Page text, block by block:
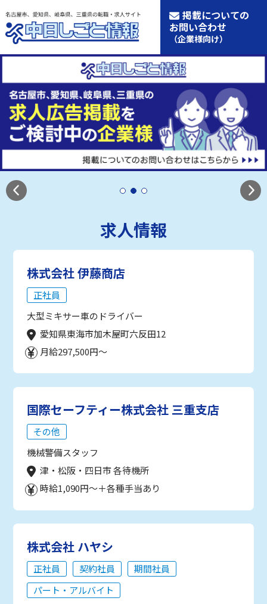
掲載についての
お問い合わせ
（企業様向け）
求人情報
株式会社 伊藤商店
正社員
大型ミキサー車のドライバー
愛知県東海市加木屋町六反田12
月給297,500円～
国際セーフティー株式会社 三重支店
その他
機械警備スタッフ
津・松阪・四日市 各待機所
時給1,090円～＋各種手当あり
株式会社 ハヤシ
正社員 契約社員
期間社員
パート・アルバイト